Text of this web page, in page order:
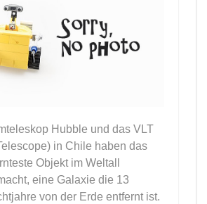
Hubble und das VLT
in Chile haben das
Objekt im Weltall
eine Galaxie die 13
von der Erde entfernt ist.